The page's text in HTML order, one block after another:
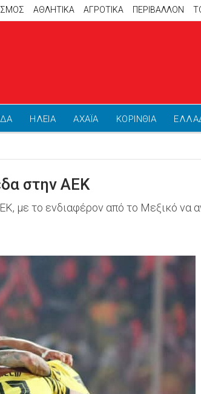
ΑΘΛΗΤΙΚΆ ΑΓΡΟΤΙΚΑ ΠΕΡΙΒΑΛΛΟΝ
ΗΛΕΙΑ ΑΧΑΪΑ ΚΟΡΙΝΘΙΑ
στην ΑΕΚ
με το ενδιαφέρον από το Μεξικό να